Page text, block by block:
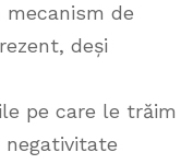
de
deși
pe care le trăim